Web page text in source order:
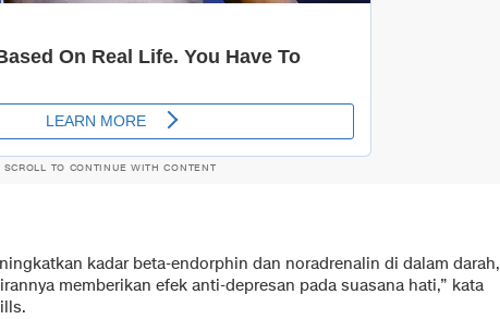
SCROLL TO CONTINUE WITH CONTENT
kadar beta-endorphin dan noradrenalin di dalam darah,
memberikan efek anti-depresan pada suasana hati,” kata